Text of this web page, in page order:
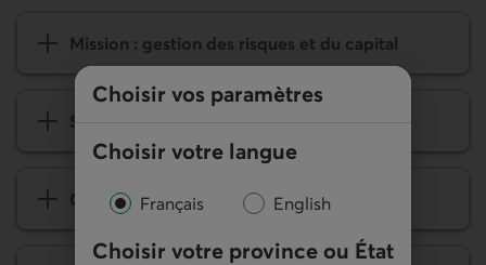
Choisir vos paramètres
Choisir votre langue
Français English
Choisir votre province ou État
Mission : gestion des risques et du capital
Structure de la Fédération
Caractéristi­ques et orienta­tions